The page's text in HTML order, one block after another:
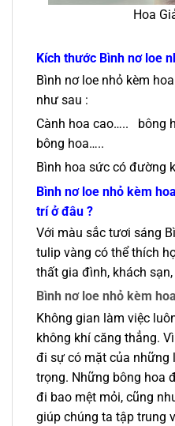
Hoa
Kích thước Bình nơ loe
Bình nơ loe nhỏ kèm
như sau :
Cành hoa cao….. bông
bông hoa…..
Bình hoa sức có đường
Bình nơ loe nhỏ kèm
trí ở đâu ?
Với màu sắc tươi sáng
tulip vàng có thể thích
thất gia đình, khách
Bình nơ loe nhỏ kèm
Không gian làm việc
không khí căng thẳng.
đi sự có mặt của những
trọng. Những bông hoa
đi bao mệt mỏi, cũng
giúp chúng ta tập trung